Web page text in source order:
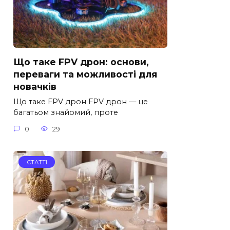
Що таке FPV дрон: основи,
переваги та можливості для
новачків
Що таке FPV дрон FPV дрон — це
багатьом знайомий, проте
0 29
СТАТТІ